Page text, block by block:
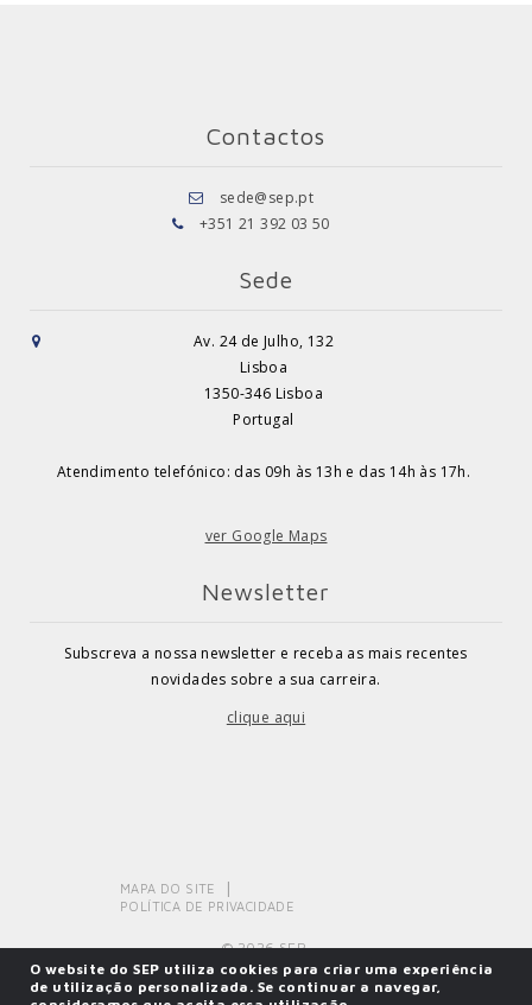
Contactos
sede@sep.pt
+351 21 392 03 50
Sede
Av. 24 de Julho, 132
Lisboa
1350-346 Lisboa
Portugal
Atendimento telefónico: das 09h às 13h e das 14h às 17h.
ver Google Maps
Newsletter
Subscreva a nossa newsletter e receba as mais recentes
novidades sobre a sua carreira.
clique aqui
MAPA DO SITE
POLÍTICA DE PRIVACIDADE
© 2026 SEP.
O website do SEP utiliza cookies para criar uma experiência
de utilização personalizada. Se continuar a navegar,